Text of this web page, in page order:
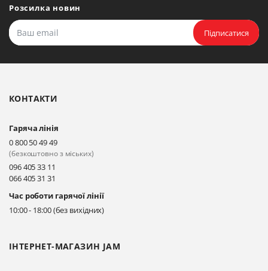
Олександрійський, 82 (вул.
Розсилка новин
Підписатися
ІНТЕРНЕТ-МАГАЗИН JAM
КОНТАКТИ
Гаряча лінія
0 800 50 49 49
(безкоштовно з міських)
096 405 33 11
066 405 31 31
Час роботи гарячої лінії
10:00 - 18:00 (без вихідних)